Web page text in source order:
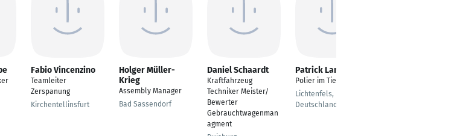
Fabio Vincenzino
Teamleiter
Zerspanung
Kirchentellinsfurt
Holger Müller-
Krieg
Assembly Manager
Bad Sassendorf
Daniel Schaardt
Kraftfahrzeug
Techniker Meister/
Bewerter
Gebrauchtwagenman
agment
Patrick Landvogt
Polier im Tiefbau
Lichtenfels, Bavaria,
Deutschland